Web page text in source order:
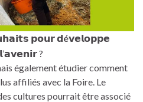
𝗽𝗼𝘂𝗿 𝗱é𝘃𝗲𝗹𝗼𝗽𝗽𝗲
𝗹’𝗮𝘃𝗲𝗻𝗶𝗿 ?
également étudier comment
affiliés avec la Foire. Le
cultures pourrait être associé